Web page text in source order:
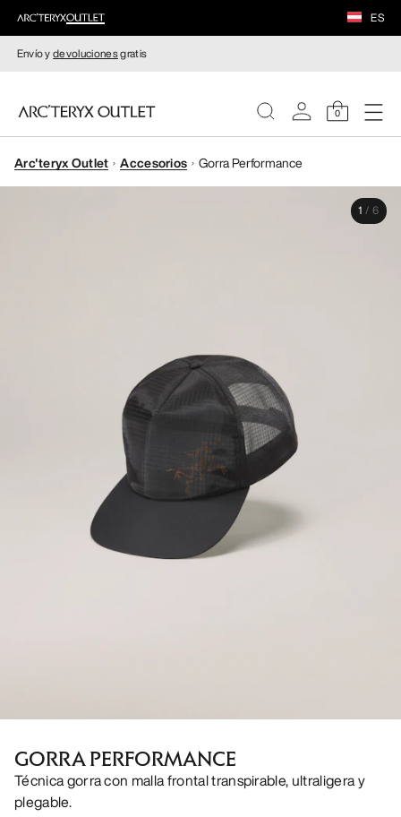
ES
Envío ydevolucionesgratis
0
MUJERE
Arc'teryx Outlet Accesorios Gorra Performance
1 / 6
GORRA PERFORMANCE
Técnica gorra con malla frontal transpirable, ultraligera y
plegable.